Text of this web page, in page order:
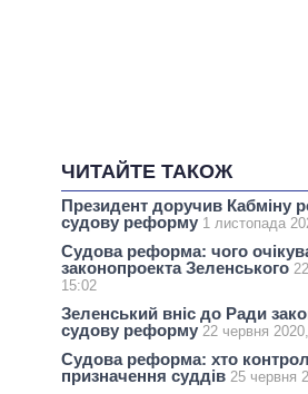
ЧИТАЙТЕ ТАКОЖ
Президент доручив Кабміну
судову реформу 1 листопада
Судова реформа: чого
законопроекта Зеленського
15:02
Зеленський вніс до Ради
судову реформу 22 червня
Судова реформа: хто
призначення суддів 25 червня